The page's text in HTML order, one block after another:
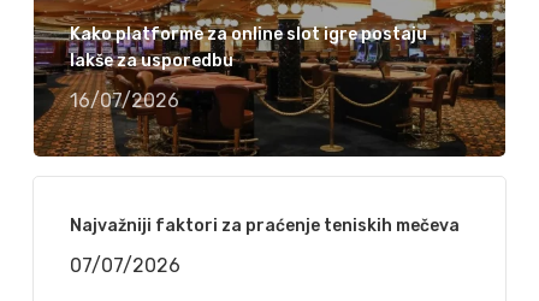
Kako platforme za online slot igre postaju
lakše za usporedbu
16/07/2026
Najvažniji faktori za praćenje teniskih mečeva
07/07/2026